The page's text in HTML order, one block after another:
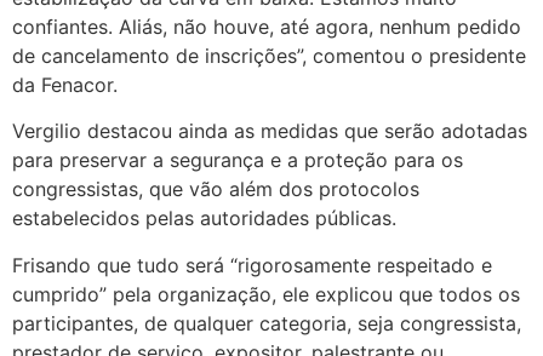
confiantes. Aliás, não houve, até agora, nenhum pedido
de cancelamento de inscrições”, comentou o presidente
da Fenacor.
Vergilio destacou ainda as medidas que serão adotadas
para preservar a segurança e a proteção para os
congressistas, que vão além dos protocolos
estabelecidos pelas autoridades públicas.
Frisando que tudo será “rigorosamente respeitado e
cumprido” pela organização, ele explicou que todos os
participantes, de qualquer categoria, seja congressista,